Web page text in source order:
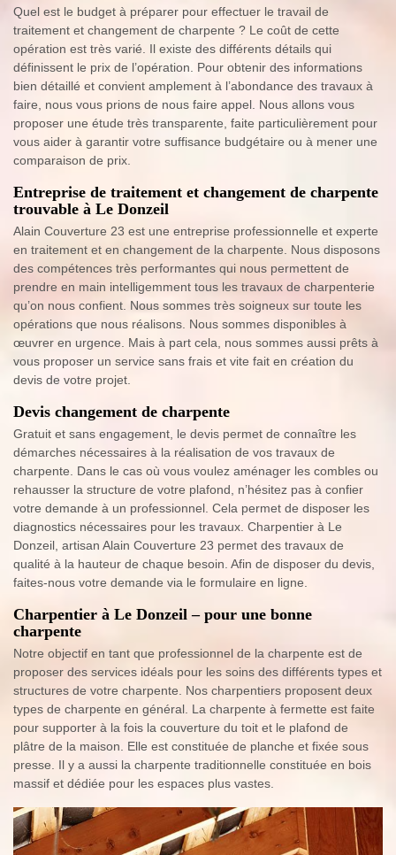
Quel est le budget à préparer pour effectuer le travail de
traitement et changement de charpente ? Le coût de cette
opération est très varié. Il existe des différents détails qui
définissent le prix de l’opération. Pour obtenir des informations
bien détaillé et convient amplement à l’abondance des travaux à
faire, nous vous prions de nous faire appel. Nous allons vous
proposer une étude très transparente, faite particulièrement pour
vous aider à garantir votre suffisance budgétaire ou à mener une
comparaison de prix.
Entreprise de traitement et changement de charpente
trouvable à Le Donzeil
Alain Couverture 23 est une entreprise professionnelle et experte
en traitement et en changement de la charpente. Nous disposons
des compétences très performantes qui nous permettent de
prendre en main intelligemment tous les travaux de charpenterie
qu’on nous confient. Nous sommes très soigneux sur toute les
opérations que nous réalisons. Nous sommes disponibles à
œuvrer en urgence. Mais à part cela, nous sommes aussi prêts à
vous proposer un service sans frais et vite fait en création du
devis de votre projet.
Devis changement de charpente
Gratuit et sans engagement, le devis permet de connaître les
démarches nécessaires à la réalisation de vos travaux de
charpente. Dans le cas où vous voulez aménager les combles ou
rehausser la structure de votre plafond, n’hésitez pas à confier
votre demande à un professionnel. Cela permet de disposer les
diagnostics nécessaires pour les travaux. Charpentier à Le
Donzeil, artisan Alain Couverture 23 permet des travaux de
qualité à la hauteur de chaque besoin. Afin de disposer du devis,
faites-nous votre demande via le formulaire en ligne.
Charpentier à Le Donzeil – pour une bonne
charpente
Notre objectif en tant que professionnel de la charpente est de
proposer des services idéals pour les soins des différents types et
structures de votre charpente. Nos charpentiers proposent deux
types de charpente en général. La charpente à fermette est faite
pour supporter à la fois la couverture du toit et le plafond de
plâtre de la maison. Elle est constituée de planche et fixée sous
presse. Il y a aussi la charpente traditionnelle constituée en bois
massif et dédiée pour les espaces plus vastes.